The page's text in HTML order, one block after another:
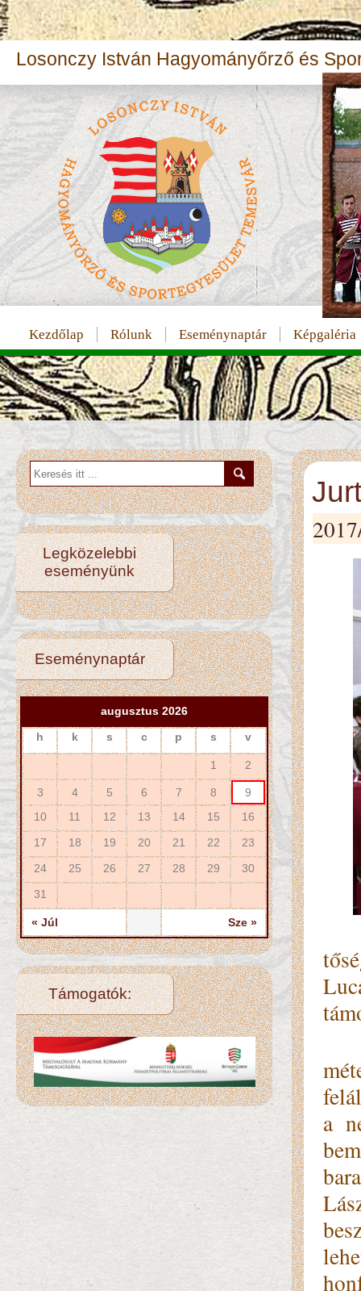
Losonczy István Hagyományőrző és
Kezdőlap Rólunk Eseménynaptár Képgaléria
Legközelebbi
eseményünk
Eseménynaptár
augusztus 2026
h
k s c p s v
1 2
3 4 5 6 7 8
9
10
11 12 13 14 15
16
17
18 19 20 21 22
23
24
25 26 27 28 29
30
31
« Júl Sze »
Támogatók:
a